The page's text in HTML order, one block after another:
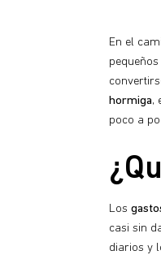
En el
hormiga,
poco a
Los
casi sin
diarios y